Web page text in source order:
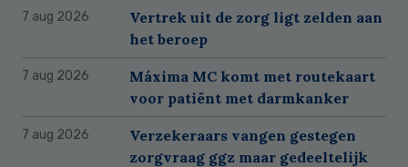
7 aug 2026
Vertrek uit de zorg ligt zelden aan
het beroep
7 aug 2026
Máxima MC komt met routekaart
voor patiënt met darmkanker
7 aug 2026
Verzekeraars vangen gestegen
zorgvraag ggz maar gedeeltelijk